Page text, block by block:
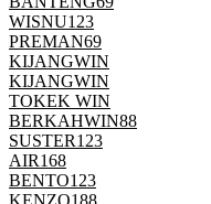
WISNU123
PREMAN69
KIJANGWIN
KIJANGWIN
TOKEK WIN
BERKAHWIN88
SUSTER123
AIR168
BENTO123